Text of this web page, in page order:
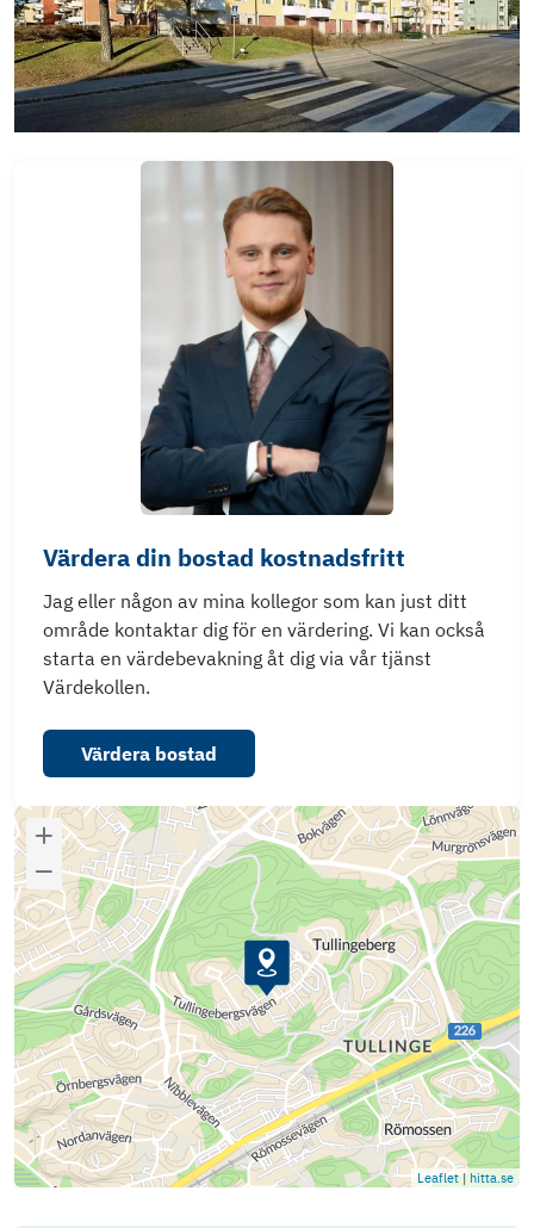
Värdera din bostad kostnadsfritt
Jag eller någon av mina kollegor som kan just ditt
område kontaktar dig för en värdering. Vi kan också
starta en värdebevakning åt dig via vår tjänst
Värdekollen.
Värdera bostad
Leaflet | hitta.se